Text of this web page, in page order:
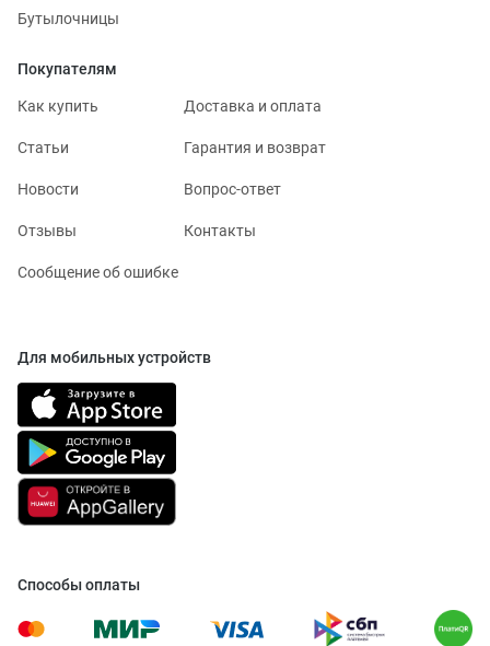
Бутылочницы
Покупателям
Как купить Доставка и оплата
Статьи Гарантия и возврат
Новости Вопрос-ответ
Отзывы Контакты
Сообщение об ошибке
Для мобильных устройств
Способы оплаты